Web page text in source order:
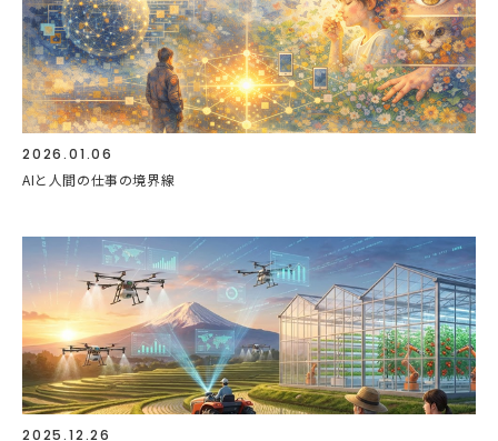
2026.01.06
AIと人間の仕事の境界線
2025.12.26